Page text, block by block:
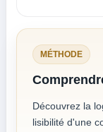
MÉTHODE
Découvrez la
lisibilité d'une